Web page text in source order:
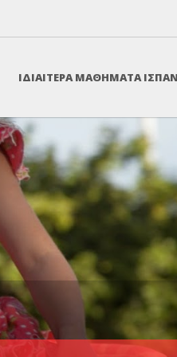
ΙΔΙΑΙΤΕΡΑ ΜΑΘΗΜΑΤΑ